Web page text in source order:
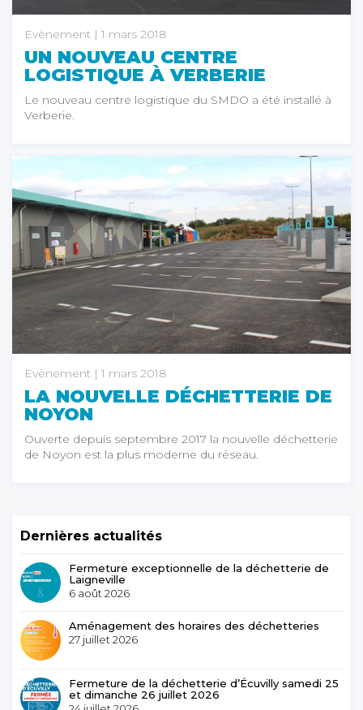
Evènement | 1 mars 2018
UN NOUVEAU CENTRE
LOGISTIQUE À VERBERIE
Le nouveau centre logistique du SMDO a été installé à
Verberie.
Evènement | 1 mars 2018
LA NOUVELLE DÉCHETTERIE DE
NOYON
Ouverte depuis septembre 2017 la nouvelle déchetterie
de Noyon est la plus moderne du réseau.
Dernières actualités
Fermeture exceptionnelle de la déchetterie de
Laigneville
6 août 2026
Aménagement des horaires des déchetteries
27 juillet 2026
Fermeture de la déchetterie d’Écuvilly samedi 25
et dimanche 26 juillet 2026